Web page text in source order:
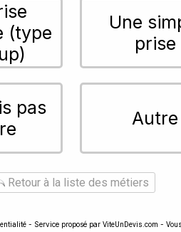
(type
Une
prise
pas
Autre
Retour à la liste des métiers
- Service proposé par ViteUnDevis.com -